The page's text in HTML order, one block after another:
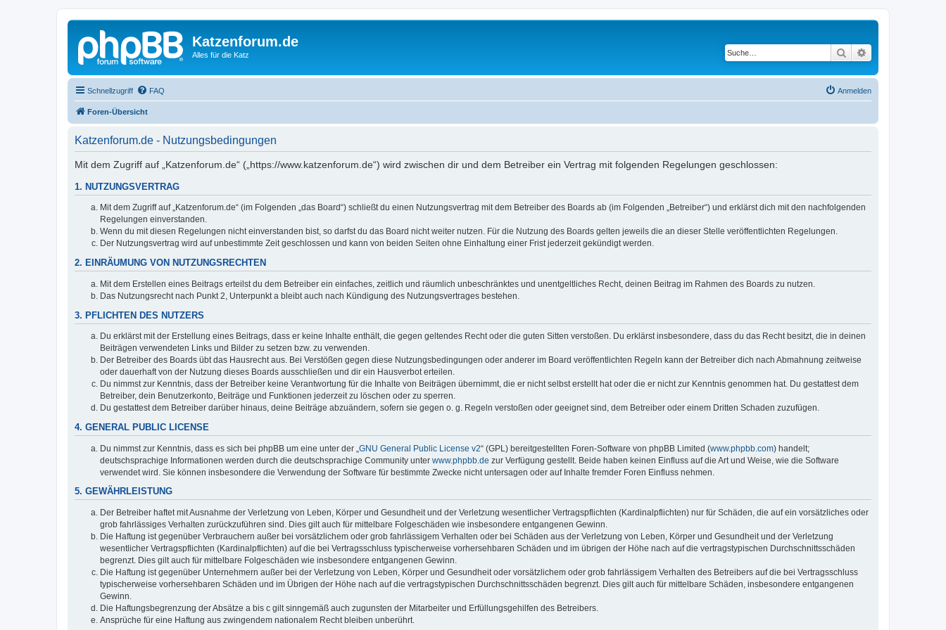
Katzenforum.de
Alles für die Katz Suche
Schnellzugriff FAQ Anmelden
Foren-Übersicht
Katzenforum.de - Nutzungsbedingungen
Mit dem Zugriff auf „Katzenforum.de“ („https://www.katzenforum.de“) wird zwischen dir und dem Betreiber ein Vertrag mit folgenden Regelungen geschlossen:
1. NUTZUNGSVERTRAG
Mit dem Zugriff auf „Katzenforum.de“ (im Folgenden „das Board“) schließt du einen Nutzungsvertrag mit dem Betreiber des Boards ab (im Folgenden „Betreiber“) und erklärst dich mit den nachfolgenden
Regelungen einverstanden.
Wenn du mit diesen Regelungen nicht einverstanden bist, so darfst du das Board nicht weiter nutzen. Für die Nutzung des Boards gelten jeweils die an dieser Stelle veröffentlichten Regelungen.
Der Nutzungsvertrag wird auf unbestimmte Zeit geschlossen und kann von beiden Seiten ohne Einhaltung einer Frist jederzeit gekündigt werden.
2. EINRÄUMUNG VON NUTZUNGSRECHTEN
Mit dem Erstellen eines Beitrags erteilst du dem Betreiber ein einfaches, zeitlich und räumlich unbeschränktes und unentgeltliches Recht, deinen Beitrag im Rahmen des Boards zu nutzen.
Das Nutzungsrecht nach Punkt 2, Unterpunkt a bleibt auch nach Kündigung des Nutzungsvertrages bestehen.
3. PFLICHTEN DES NUTZERS
Du erklärst mit der Erstellung eines Beitrags, dass er keine Inhalte enthält, die gegen geltendes Recht oder die guten Sitten verstoßen. Du erklärst insbesondere, dass du das Recht besitzt, die in deinen
Beiträgen verwendeten Links und Bilder zu setzen bzw. zu verwenden.
Der Betreiber des Boards übt das Hausrecht aus. Bei Verstößen gegen diese Nutzungsbedingungen oder anderer im Board veröffentlichten Regeln kann der Betreiber dich nach Abmahnung zeitweise
oder dauerhaft von der Nutzung dieses Boards ausschließen und dir ein Hausverbot erteilen.
Du nimmst zur Kenntnis, dass der Betreiber keine Verantwortung für die Inhalte von Beiträgen übernimmt, die er nicht selbst erstellt hat oder die er nicht zur Kenntnis genommen hat. Du gestattest dem
Betreiber, dein Benutzerkonto, Beiträge und Funktionen jederzeit zu löschen oder zu sperren.
Du gestattest dem Betreiber darüber hinaus, deine Beiträge abzuändern, sofern sie gegen o. g. Regeln verstoßen oder geeignet sind, dem Betreiber oder einem Dritten Schaden zuzufügen.
4. GENERAL PUBLIC LICENSE
Du nimmst zur Kenntnis, dass es sich bei phpBB um eine unter der „ GNU General Public License v2“ (GPL) bereitgestellten Foren-Software von phpBB Limited (www.phpbb.com) handelt;
deutschsprachige Informationen werden durch die deutschsprachige Community unter www.phpbb.de zur Verfügung gestellt. Beide haben keinen Einfluss auf die Art und Weise, wie die Software
verwendet wird. Sie können insbesondere die Verwendung der Software für bestimmte Zwecke nicht untersagen oder auf Inhalte fremder Foren Einfluss nehmen.
5. GEWÄHRLEISTUNG
Der Betreiber haftet mit Ausnahme der Verletzung von Leben, Körper und Gesundheit und der Verletzung wesentlicher Vertragspflichten (Kardinalpflichten) nur für Schäden, die auf ein vorsätzliches oder
grob fahrlässiges Verhalten zurückzuführen sind. Dies gilt auch für mittelbare Folgeschäden wie insbesondere entgangenen Gewinn.
Die Haftung ist gegenüber Verbrauchern außer bei vorsätzlichem oder grob fahrlässigem Verhalten oder bei Schäden aus der Verletzung von Leben, Körper und Gesundheit und der Verletzung
wesentlicher Vertragspflichten (Kardinalpflichten) auf die bei Vertragsschluss typischerweise vorhersehbaren Schäden und im übrigen der Höhe nach auf die vertragstypischen Durchschnittsschäden
begrenzt. Dies gilt auch für mittelbare Folgeschäden wie insbesondere entgangenen Gewinn.
Die Haftung ist gegenüber Unternehmern außer bei der Verletzung von Leben, Körper und Gesundheit oder vorsätzlichem oder grob fahrlässigem Verhalten des Betreibers auf die bei Vertragsschluss
typischerweise vorhersehbaren Schäden und im Übrigen der Höhe nach auf die vertragstypischen Durchschnittsschäden begrenzt. Dies gilt auch für mittelbare Schäden, insbesondere entgangenen
Gewinn.
Die Haftungsbegrenzung der Absätze a bis c gilt sinngemäß auch zugunsten der Mitarbeiter und Erfüllungsgehilfen des Betreibers.
Ansprüche für eine Haftung aus zwingendem nationalem Recht bleiben unberührt.